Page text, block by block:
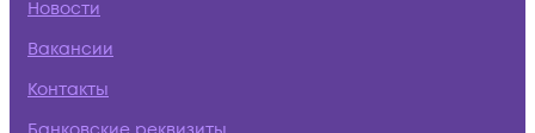
Новости
Вакансии
Контакты